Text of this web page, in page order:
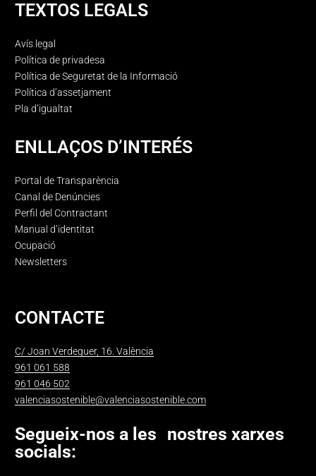
TEXTOS LEGALS
Avís legal
Política de privadesa
Política de Seguretat de la Informació
Política d’assetjament
Pla d’igualtat
ENLLAÇOS D’INTERÉS
Portal de Transparència
Canal de Denúncies
Perfil del Contractant
Manual d’identitat
Ocupació
Newsletters
CONTACTE
C/ Joan Verdeguer, 16. València
961 061 588
961 046 502
valenciasostenible@valenciasostenible.com
Segueix-nos a les nostres xarxes
socials: